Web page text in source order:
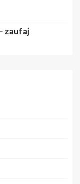
zaufaj